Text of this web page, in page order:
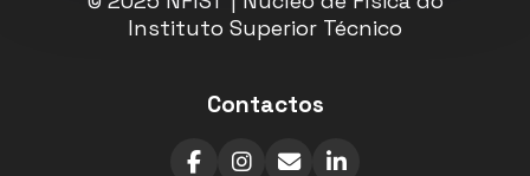
Instituto Superior Técnico
Contactos